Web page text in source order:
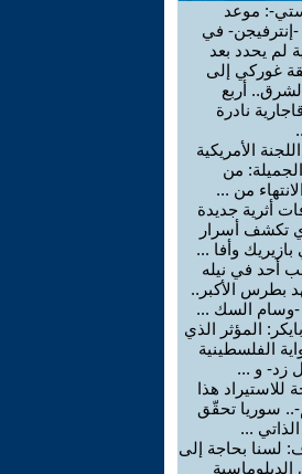
: موعد
إنترفيجن- في
لم يحدد بعد
غوركي إلى
أربع
نادرة
الأمريكية
من
من ...
أثرية جديدة
تكشف أسرار
وأفا ...
أحد في نيله
بطرس الأكبر..
وسام السك ...
المؤثر الذي
الفلسطينية
زد- و ...
للاستيراد هذا
.. سوريا تحقّق
الذاتي ...
لسنا بحاجة إلى